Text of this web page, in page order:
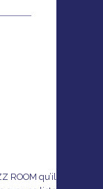
ROOM qu’il